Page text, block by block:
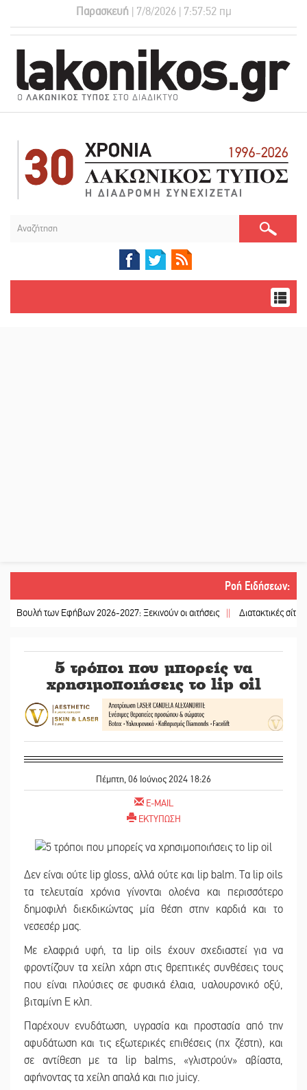
Παρασκευή | 7/8/2026 | 7:57:52 πμ
Ροή Ειδήσεων:
των Εφήβων 2026-2027: Ξεκινούν οι αιτήσεις || Διατακτικές σίτισης:
5 τρόποι που μπορείς να
χρησιμοποιήσεις το lip oil
Πέμπτη, 06 Ιούνιος 2024 18:26
E-MAIL
ΕΚΤΥΠΩΣΗ
Δεν είναι ούτε lip gloss, αλλά ούτε και lip balm. Τα lip oils
τα τελευταία χρόνια γίνονται ολοένα και περισσότερο
δημοφιλή διεκδικώντας μία θέση στην καρδιά και το
νεσεσέρ μας.
Με ελαφριά υφή, τα lip oils έχουν σχεδιαστεί για να
φροντίζουν τα χείλη χάρη στις θρεπτικές συνθέσεις τους
που είναι πλούσιες σε φυσικά έλαια, υαλουρονικό οξύ,
βιταμίνη Ε κλπ.
Παρέχουν ενυδάτωση, υγρασία και προστασία από την
αφυδάτωση και τις εξωτερικές επιθέσεις (πχ ζέστη), και
σε αντίθεση με τα lip balms, «γλιστρούν» αβίαστα,
αφήνοντας τα χείλη απαλά και πιο juicy.